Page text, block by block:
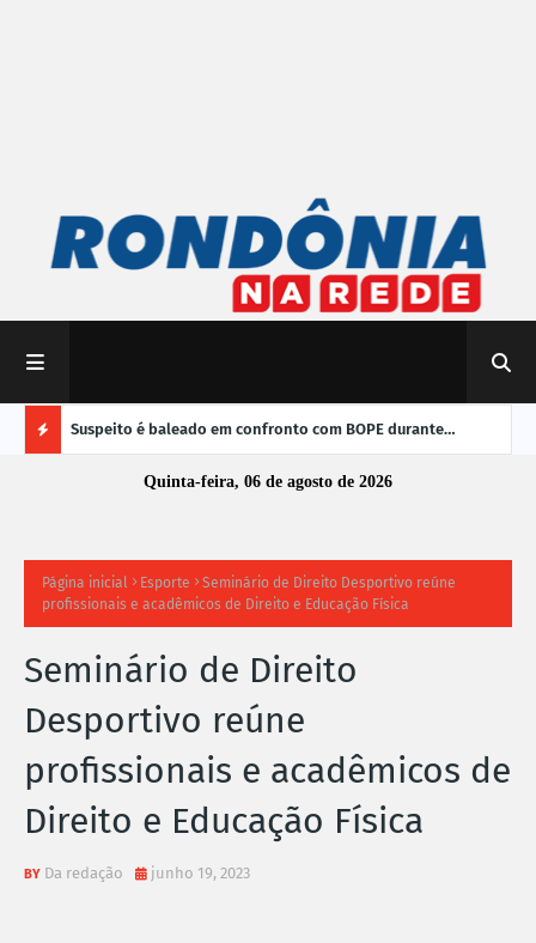
A
S
N
O
Brasil Suspeito é baleado em confronto com BOPE durante
operação em Porto Velho
Quinta-feira, 06 de agosto de 2026
Página inicial Esporte
Seminário de Direito Desportivo reúne
profissionais e acadêmicos de Direito e Educação Física
Seminário de Direito
Desportivo reúne
profissionais e acadêmicos de
Direito e Educação Física
Da redação junho 19, 2023